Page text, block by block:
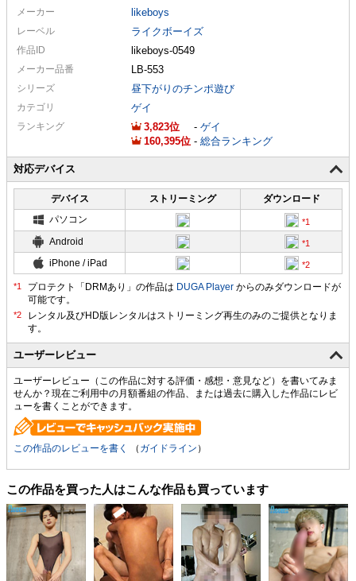
メーカー likeboys
レーベル ライクボーイズ
作品ID likeboys-0549
メーカー品番 LB-553
シリーズ 昼下がりのチンポ遊び
カテゴリ ゲイ
ランキング 3,823 - ゲイ
160,395
- 総合ランキング
対応デバイス
デバイス ストリーミング
ダウンロード
パソコン
Android
iPhone / iPad
プロテクト「DRMあり」の作品は DUGA Player からのみダウンロードが
可能です。
ユーザーレビュー
ユーザーレビュー（この作品に対する評価・感想・意見など）を書いてみま
せんか？現在ご利用中の月額番組の作品、または過去に購入した作品にレビ
ューを書くことができます。
この作品のレビューを書く （ ガイドライン ）
この作品を買った人はこんな作品も買っています